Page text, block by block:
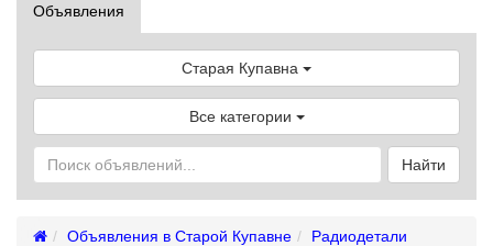
Объявления
Старая Купавна
Все категории
Найти
Объявления в Старой Купавне Радиодетали